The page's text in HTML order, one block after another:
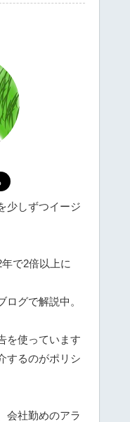
少しずつイージ
で2倍以上に
グで解説中。
を使っています
するのがポリシ
会社勤めのアラ